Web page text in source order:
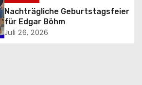
Nachträgliche Geburtstagsfeier
für Edgar Böhm
Juli 26, 2026